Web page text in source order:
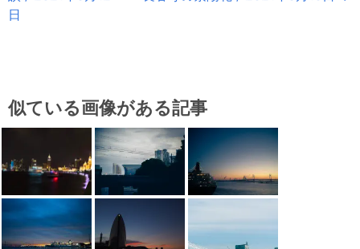
日
似ている画像がある記事